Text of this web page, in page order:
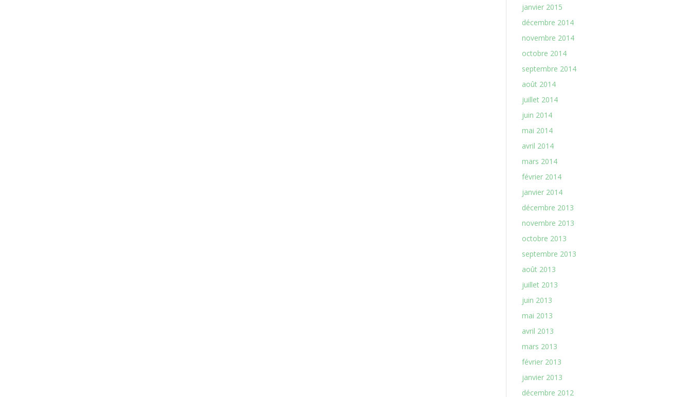
janvier 2015
décembre 2014
novembre 2014
octobre 2014
septembre 2014
août 2014
juillet 2014
juin 2014
mai 2014
avril 2014
mars 2014
février 2014
janvier 2014
décembre 2013
novembre 2013
octobre 2013
septembre 2013
août 2013
juillet 2013
juin 2013
mai 2013
avril 2013
mars 2013
février 2013
janvier 2013
décembre 2012